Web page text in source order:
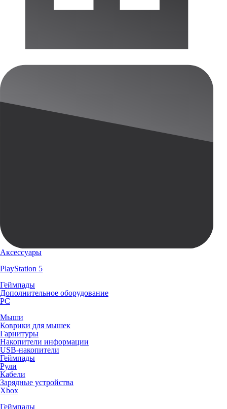
Аксессуары
PlayStation 5
Геймпады
Дополнительное оборудование
PC
Мыши
Коврики для мышек
Гарнитуры
Накопители информации
USB-накопители
Геймпады
Рули
Кабели
Зарядные устройства
Xbox
Геймпады